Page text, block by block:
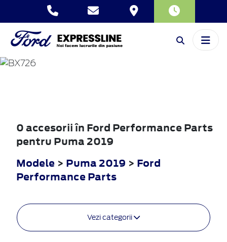
PUMA
0 accesorii în Ford Performance Parts
pentru Puma 2019
Modele > Puma 2019 > Ford
Performance Parts
Vezi categorii